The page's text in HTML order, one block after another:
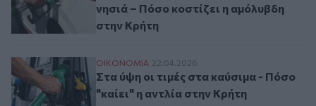
νησιά – Πόσο κοστίζει η αμόλυβδη
στην Κρήτη
Στα ύψη οι τιμές στα καύσιμα - Πόσο
ΟΙΚΟΝΟΜΙΑ 22.04.2026
Στα ύψη οι τιμές στα καύσιμα - Πόσο
"καίει" η αντλία στην Κρήτη